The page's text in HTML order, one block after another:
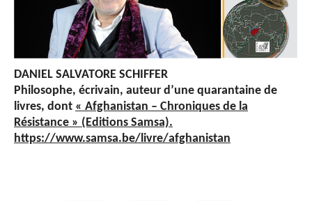
DANIEL SALVATORE SCHIFFER
Philosophe, écrivain, auteur d’une quarantaine de
livres, dont « Afghanistan – Chroniques de la
Résistance » (Editions Samsa).
https://www.samsa.be/livre/afghanistan